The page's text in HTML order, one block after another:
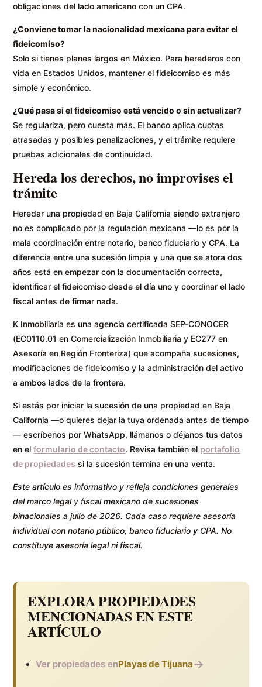
obligaciones del lado americano con un CPA.
¿Conviene tomar la nacionalidad mexicana para evitar el
fideicomiso?
Solo si tienes planes largos en México. Para herederos con
vida en Estados Unidos, mantener el fideicomiso es más
simple y económico.
¿Qué pasa si el fideicomiso está vencido o sin actualizar?
Se regulariza, pero cuesta más. El banco aplica cuotas
atrasadas y posibles penalizaciones, y el trámite requiere
pruebas adicionales de continuidad.
Hereda los derechos, no improvises el
trámite
Heredar una propiedad en Baja California siendo extranjero
no es complicado por la regulación mexicana —lo es por la
mala coordinación entre notario, banco fiduciario y CPA. La
diferencia entre una sucesión limpia y una que se atora dos
años está en empezar con la documentación correcta,
identificar el fideicomiso desde el día uno y coordinar el lado
fiscal antes de firmar nada.
K Inmobiliaria es una agencia certificada SEP-CONOCER
(EC0110.01 en Comercialización Inmobiliaria y EC277 en
Asesoría en Región Fronteriza) que acompaña sucesiones,
modificaciones de fideicomiso y la administración del activo
a ambos lados de la frontera.
Si estás por iniciar la sucesión de una propiedad en Baja
California —o quieres dejar la tuya ordenada antes de tiempo
— escríbenos por WhatsApp, llámanos o déjanos tus datos
en elformulario de contacto. Revisa también el portafolio
de propiedades si la sucesión termina en una venta.
Este artículo es informativo y refleja condiciones generales
del marco legal y fiscal mexicano de sucesiones
binacionales a julio de 2026. Cada caso requiere asesoría
individual con notario público, banco fiduciario y CPA. No
constituye asesoría legal ni fiscal.
EXPLORA PROPIEDADES
MENCIONADAS EN ESTE
ARTÍCULO
Ver propiedades enPlayas de Tijuana→